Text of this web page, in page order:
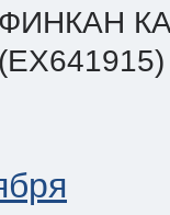
ФИНКАН
(EX641915)